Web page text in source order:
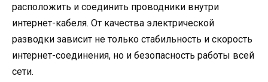
расположить и соединить проводники внутри
интернет-кабеля. От качества электрической
разводки зависит не только стабильность и скорость
интернет-соединения, но и безопасность работы всей
сети.